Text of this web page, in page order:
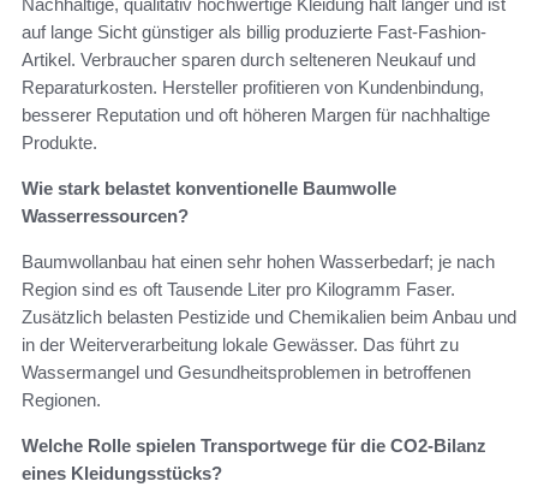
Nachhaltige, qualitativ hochwertige Kleidung hält länger und ist
auf lange Sicht günstiger als billig produzierte Fast-Fashion-
Artikel. Verbraucher sparen durch selteneren Neukauf und
Reparaturkosten. Hersteller profitieren von Kundenbindung,
besserer Reputation und oft höheren Margen für nachhaltige
Produkte.
Wie stark belastet konventionelle Baumwolle
Wasserressourcen?
Baumwollanbau hat einen sehr hohen Wasserbedarf; je nach
Region sind es oft Tausende Liter pro Kilogramm Faser.
Zusätzlich belasten Pestizide und Chemikalien beim Anbau und
in der Weiterverarbeitung lokale Gewässer. Das führt zu
Wassermangel und Gesundheitsproblemen in betroffenen
Regionen.
Welche Rolle spielen Transportwege für die CO2-Bilanz
eines Kleidungsstücks?